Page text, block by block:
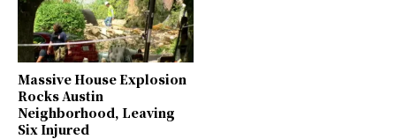
Massive House Explosion
Rocks Austin
Neighborhood, Leaving
Six Injured